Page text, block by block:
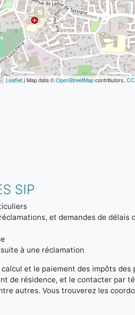
Leaflet| Map data ©OpenStreetMapcontributors,
SIP
et demandes de délais
à une réclamation
et le paiement des impôts
de résidence, et le contacter par
autres. Vous trouverez les